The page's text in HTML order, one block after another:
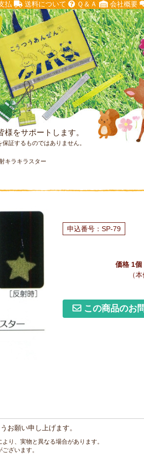
払 送料について Ｑ＆Ａ 会社概要
をサポートします。
証するものではありません。
キラキラスター
申込番号：SP-79
価格 1個
（
この商品のお
お願い申し上げます。
り、実物と異なる場合があります。
ざいます。